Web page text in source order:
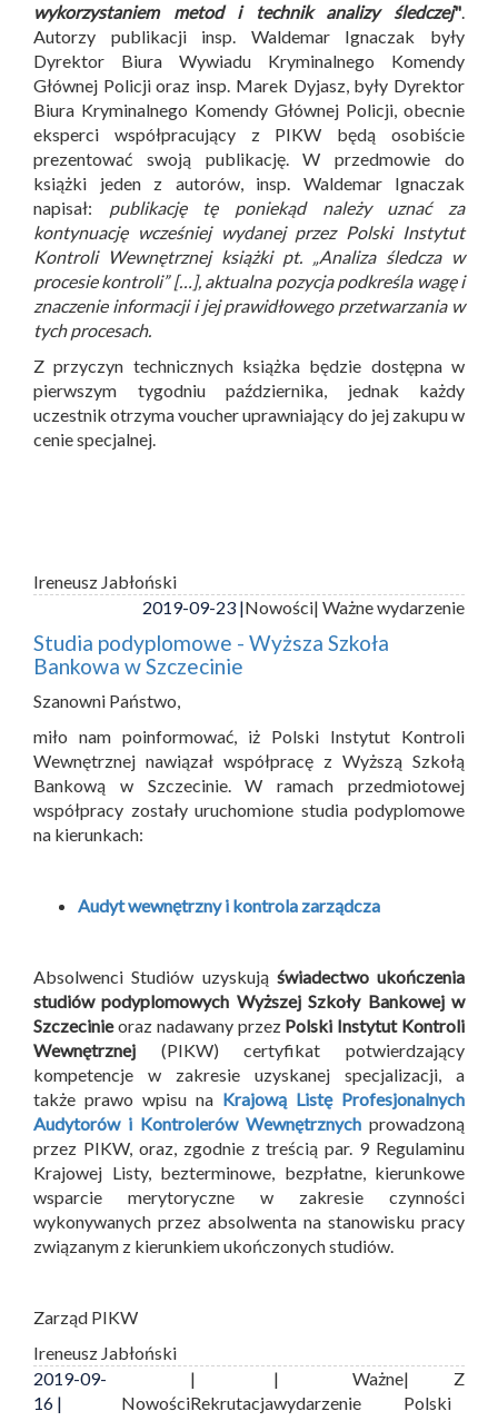
wykorzystaniem metod i technik analizy śledczej".
Autorzy publikacji insp. Waldemar Ignaczak były
Dyrektor Biura Wywiadu Kryminalnego Komendy
Głównej Policji oraz insp. Marek Dyjasz, były Dyrektor
Biura Kryminalnego Komendy Głównej Policji, obecnie
eksperci współpracujący z PIKW będą osobiście
prezentować swoją publikację. W przedmowie do
książki jeden z autorów, insp. Waldemar Ignaczak
napisał: publikację tę poniekąd należy uznać za
kontynuację wcześniej wydanej przez Polski Instytut
Kontroli Wewnętrznej książki pt. „Analiza śledcza w
procesie kontroli” […], aktualna pozycja podkreśla wagę i
znaczenie informacji i jej prawidłowego przetwarzania w
tych procesach.
Z przyczyn technicznych książka będzie dostępna w
pierwszym tygodniu października, jednak każdy
uczestnik otrzyma voucher uprawniający do jej zakupu w
cenie specjalnej.
Ireneusz Jabłoński
2019-09-23 |Nowości| Ważne wydarzenie
Studia podyplomowe - Wyższa Szkoła
Bankowa w Szczecinie
Szanowni Państwo,
miło nam poinformować, iż Polski Instytut Kontroli
Wewnętrznej nawiązał współpracę z Wyższą Szkołą
Bankową w Szczecinie. W ramach przedmiotowej
współpracy zostały uruchomione studia podyplomowe
na kierunkach:
Audyt wewnętrzny i kontrola zarządcza
Absolwenci Studiów uzyskują świadectwo ukończenia
studiów podyplomowych Wyższej Szkoły Bankowej w
Szczecinieoraz nadawany przez Polski Instytut Kontroli
Wewnętrznej (PIKW) certyfikat potwierdzający
kompetencje w zakresie uzyskanej specjalizacji, a
także prawo wpisu na Krajową Listę Profesjonalnych
Audytorów i Kontrolerów Wewnętrznych prowadzoną
przez PIKW, oraz, zgodnie z treścią par. 9 Regulaminu
Krajowej Listy, bezterminowe, bezpłatne, kierunkowe
wsparcie merytoryczne w zakresie czynności
wykonywanych przez absolwenta na stanowisku pracy
związanym z kierunkiem ukończonych studiów.
Zarząd PIKW
Ireneusz Jabłoński
2019-09-
16 |
Nowości
|
Rekrutacja
| Ważne
wydarzenie
| Z
Polski